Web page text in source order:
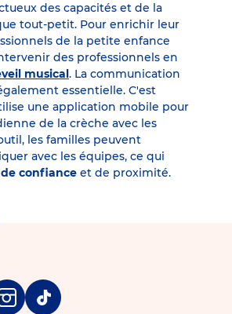
des capacités et de la
tout-petit. Pour enrichir leur
de la petite enfance
des professionnels en
musical . La communication
essentielle. C'est
une application mobile pour
de la crèche avec les
les familles peuvent
avec les équipes, ce qui
confiance et de proximité.
Tiktok